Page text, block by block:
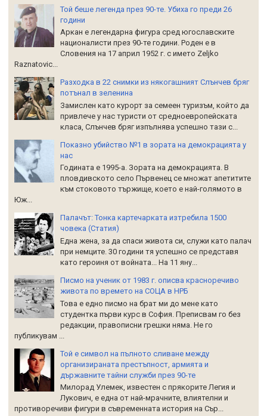
Той беше легенда през 90-те. Убиха го преди 26
години
Аркан е легендарна фигура сред югославските
националисти през 90-те години. Роден е в
Словения на 17 април 1952 г. с името Zeljko
Raznatoviс...
Разходка в 22 снимки из някогашният Слънчев бряг
потънал в зеленина
Замислен като курорт за семеен туризъм, който да
привлече у нас туристи от средноевропейската
класа, Слънчев бряг изпълнява успешно тази с...
Показно убийство №1 в зората на демокрацията у
нас
Годината е 1995-а. Зората на демокрацията. В
пловдивското село Първенец се множат апетитите
към стоковото тържище, което е най-голямото в
Юж...
Палачът: Тонка картечарката изтребила 1500
човека (Статия)
Една жена, за да спаси живота си, служи като палач
при немците. 30 години тя успешно се представя
като героиня от войната... На 11 яну...
Писмо на ученик от 1983 г. описва красноречиво
живота по времето на СОЦА в НРБ
Това е едно писмо на брат ми до мене като
студентка първи курс в София. Преписвам го без
редакции, правописни грешки няма. Не го
публикувам ...
Той е символ на пълното сливане между
организираната престъпност, армията и
държавните тайни служби през 90-те
Милорад Улемек, известен с прякорите Легия и
Лукович, е една от най-мрачните, влиятелни и
противоречиви фигури в съвременната история на Сър...